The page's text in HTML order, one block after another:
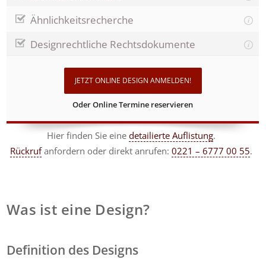
Ähnlichkeitsrecherche
Designrechtliche Rechtsdokumente
JETZT ONLINE DESIGN ANMELDEN!
Oder Online Termine reservieren
Hier finden Sie einedetailierte Auflistung.
Rückrufanfordern oder direkt anrufen:0221 – 6777 00 55.
Was ist eine Design?
Definition des Designs